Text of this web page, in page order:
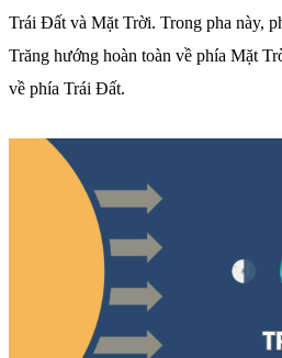
Trái Đất và Mặt Trời. Trong pha này,
Trăng hướng hoàn toàn về phía Mặt
về phía Trái Đất.